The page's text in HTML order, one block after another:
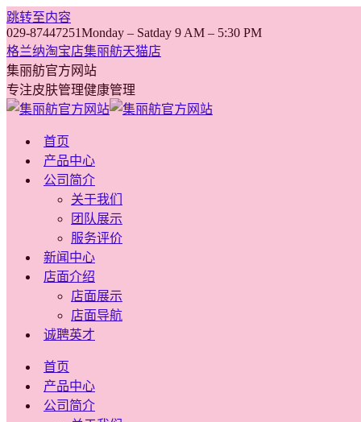
跳转至内容
029-87447251Monday – Satday 9 AM – 5:30 PM
格兰纳淘宝店集丽舫天猫店
集丽舫官方网站
专注皮肤管理健康管理
首页
产品中心
公司简介
关于我们
团队展示
服务评价
新闻中心
店面介绍
店面展示
店面导航
诚聘英才
首页
产品中心
公司简介